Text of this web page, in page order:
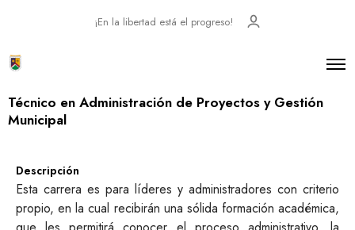
¡En la libertad está el progreso!
Técnico en Administración de Proyectos y Gestión
Municipal
Descripción
Esta carrera es para líderes y administradores con criterio
propio, en la cual recibirán una sólida formación académica,